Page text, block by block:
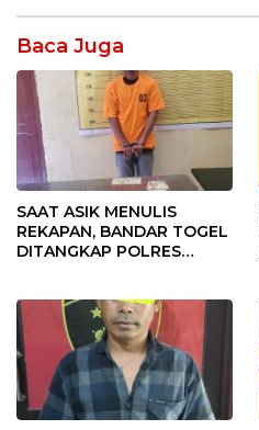
Baca Juga
SAAT ASIK MENULIS
REKAPAN, BANDAR TOGEL
DITANGKAP POLRES